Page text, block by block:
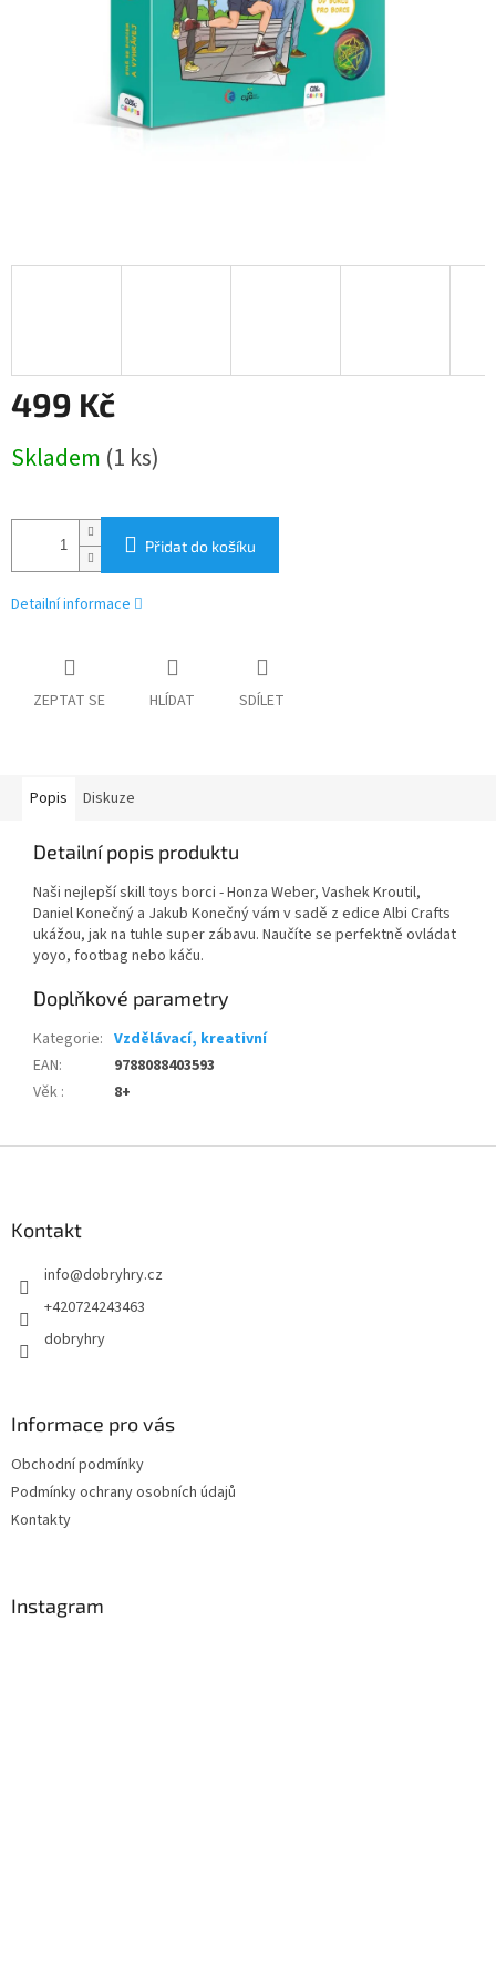
499 Kč
cena:
Skladem (1 ks)
Přidat do košíku
Detailní informace
ZEPTAT SE HLÍDAT SDÍLET
Popis Diskuze
Detailní popis produktu
Naši nejlepší skill toys borci - Honza Weber, Vashek Kroutil,
Daniel Konečný a Jakub Konečný vám v sadě z edice Albi Crafts
ukážou, jak na tuhle super zábavu. Naučíte se perfektně ovládat
yoyo, footbag nebo káču.
Doplňkové parametry
Kategorie: Vzdělávací, kreativní
EAN:
9788088403593
Věk : 8+
Kontakt
info@dobryhry.cz
+420724243463
dobryhry
Informace pro vás
Obchodní podmínky
Podmínky ochrany osobních údajů
Kontakty
Instagram